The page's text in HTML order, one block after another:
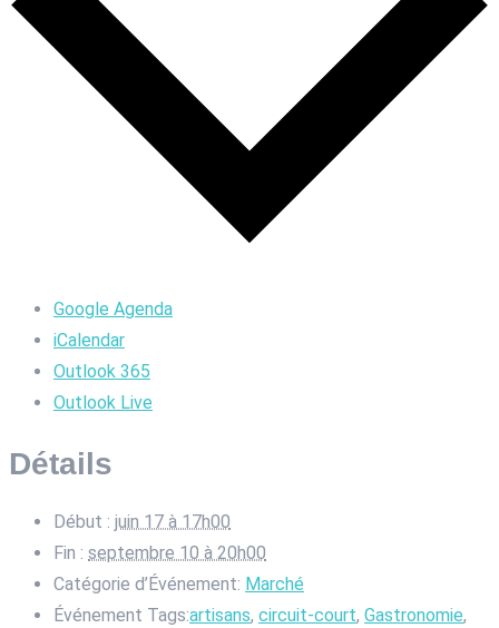
Google Agenda
iCalendar
Outlook 365
Outlook Live
Détails
Début : juin 17 à 17h00
Fin : septembre 10 à 20h00
Catégorie d’Événement: Marché
Événement Tags:artisans, circuit-court, Gastronomie,